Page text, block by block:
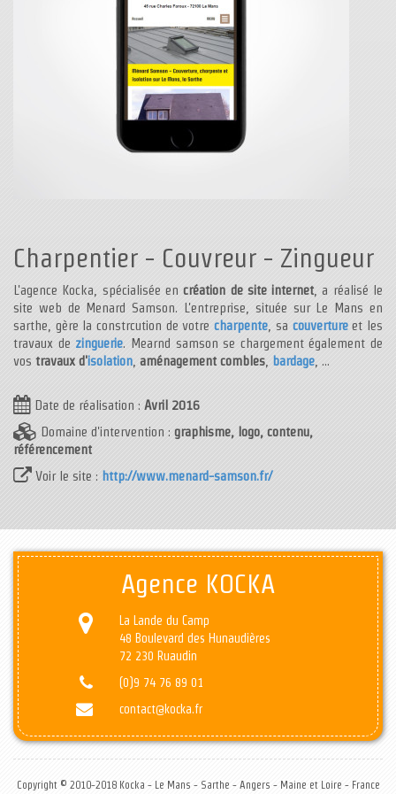
Charpentier - Couvreur - Zingueur
L'agence Kocka, spécialisée encréation de site internet , a réalisé le
site web de Menard Samson. L'entreprise, située sur Le Mans en
sarthe, gère la constrcution de votrecharpente , sa couvertureet les
travaux de zinguerie. Mearnd samson se chargement également de
vos travaux d'isolation aménagement combles bardage , ...
Date de réalisation : Avril 2016
Domaine d'intervention : graphisme, logo, contenu,
référencement
Voir le site : http://www.menard-samson.fr/
Agence KOCKA
La Lande du Camp
48 Boulevard des Hunaudières
72 230 Ruaudin
(0)9 74 76 89 01
contact@kocka.fr
Copyright © 2010-2018 Kocka - Le Mans - Sarthe - Angers - Maine et Loire - France